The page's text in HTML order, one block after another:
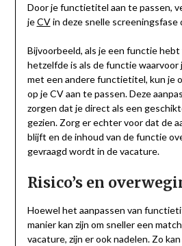
Door je functietitel aan te passen,
jeCVin deze snelle screeningsfase
Bijvoorbeeld, als je een functie
hetzelfde is als de functie waarvoor
met een andere functietitel, kun je
op je CV aan te passen. Deze
zorgen dat je direct als een
gezien. Zorg er echter voor dat de
blijft en de inhoud van de functie
gevraagd wordt in de vacature.
Risico’s en
Hoewel het aanpassen van
manier kan zijn om sneller een
vacature, zijn er ook nadelen. Zo